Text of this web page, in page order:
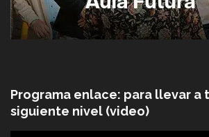
Programa enlace: para llevar a
siguiente nivel (video)